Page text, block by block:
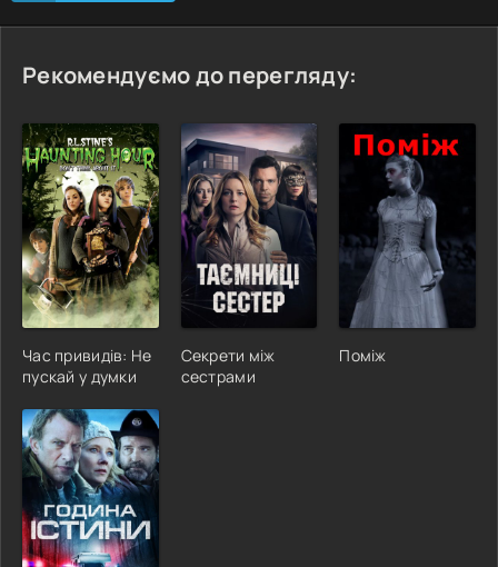
Рекомендуємо до перегляду:
Час привидів: Не
пускай у думки
Секрети між
сестрами
Поміж